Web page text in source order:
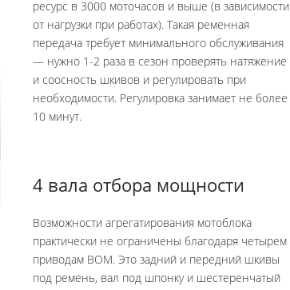
ресурс в 3000 моточасов и выше (в зависимости
от нагрузки при работах). Такая ременная
передача требует минимального обслуживания
— нужно 1-2 раза в сезон проверять натяжение
и соосность шкивов и регулировать при
необходимости. Регулировка занимает не более
10 минут.
4 вала отбора мощности
Возможности агрегатирования мотоблока
практически не ограничены благодаря четырем
приводам ВОМ. Это задний и передний шкивы
под ремень, вал под шпонку и шестеренчатый